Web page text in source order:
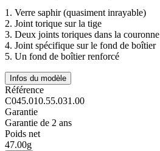
1. Verre saphir (quasiment inrayable)
2. Joint torique sur la tige
3. Deux joints toriques dans la couronne
4. Joint spécifique sur le fond de boîtier
5. Un fond de boîtier renforcé
Infos du modèle
Référence
C045.010.55.031.00
Garantie
Garantie de 2 ans
Poids net
47.00g